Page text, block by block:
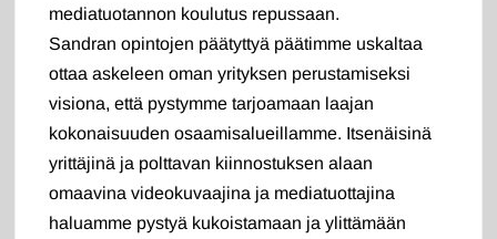
mediatuotannon koulutus repussaan.
Sandran opintojen päätyttyä päätimme uskaltaa
ottaa askeleen oman yrityksen perustamiseksi
visiona, että pystymme tarjoamaan laajan
kokonaisuuden osaamisalueillamme. Itsenäisinä
yrittäjinä ja polttavan kiinnostuksen alaan
omaavina videokuvaajina ja mediatuottajina
haluamme pystyä kukoistamaan ja ylittämään